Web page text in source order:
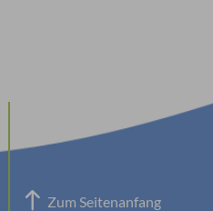
Zum Seitenanfang